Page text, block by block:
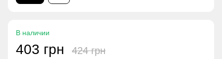
В наличии
403 грн 424 грн